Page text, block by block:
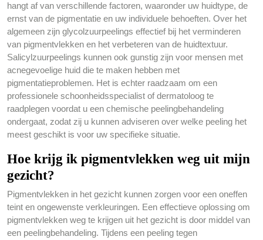
hangt af van verschillende factoren, waaronder uw huidtype, de
ernst van de pigmentatie en uw individuele behoeften. Over het
algemeen zijn glycolzuurpeelings effectief bij het verminderen
van pigmentvlekken en het verbeteren van de huidtextuur.
Salicylzuurpeelings kunnen ook gunstig zijn voor mensen met
acnegevoelige huid die te maken hebben met
pigmentatieproblemen. Het is echter raadzaam om een
professionele schoonheidsspecialist of dermatoloog te
raadplegen voordat u een chemische peelingbehandeling
ondergaat, zodat zij u kunnen adviseren over welke peeling het
meest geschikt is voor uw specifieke situatie.
Hoe krijg ik pigmentvlekken weg uit mijn
gezicht?
Pigmentvlekken in het gezicht kunnen zorgen voor een oneffen
teint en ongewenste verkleuringen. Een effectieve oplossing om
pigmentvlekken weg te krijgen uit het gezicht is door middel van
een peelingbehandeling. Tijdens een peeling tegen